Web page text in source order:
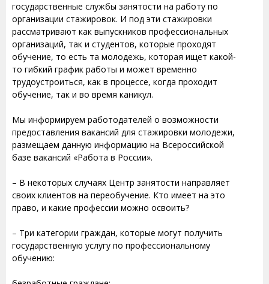
государственные службы занятости на работу по
организации стажировок. И под эти стажировки
рассматривают как выпускников профессиональных
организаций, так и студентов, которые проходят
обучение, то есть та молодежь, которая ищет какой-
то гибкий график работы и может временно
трудоустроиться, как в процессе, когда проходит
обучение, так и во время каникул.
Мы информируем работодателей о возможности
предоставления вакансий для стажировки молодежи,
размещаем данную информацию на Всероссийской
базе вакансий «Работа в России».
– В некоторых случаях Центр занятости направляет
своих клиентов на переобучение. Кто имеет на это
право, и какие профессии можно освоить?
– Три категории граждан, которые могут получить
государственную услугу по профессиональному
обучению: